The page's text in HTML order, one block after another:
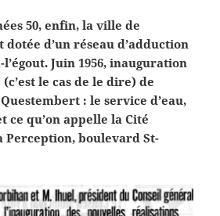
50, enfin, la ville de
dotée d’un réseau d’adduction
Juin 1956, inauguration
le cas de le dire) de
: le service d’eau,
ce qu’on appelle la Cité
boulevard St-